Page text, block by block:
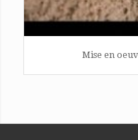
Mise en